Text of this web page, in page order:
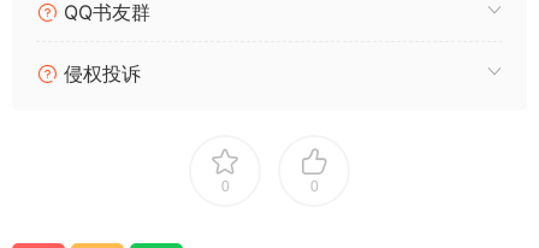
位”，也不要停在舒适区，选择稍微努力就能达到的难度（比如想
己，成长最快且不费力
QQ书友群
侵权投诉
0 0